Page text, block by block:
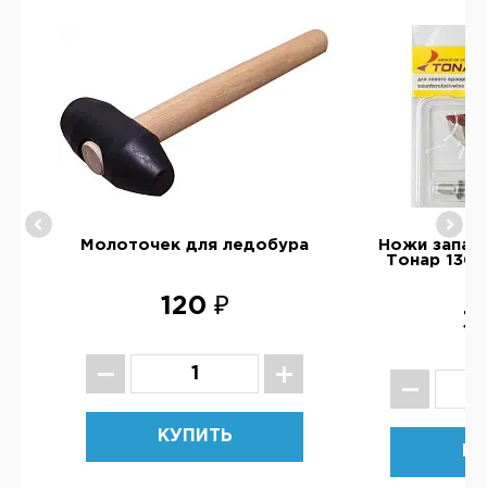
Молоточек для ледобура
120 ₽
КУПИТЬ
Ножи
Тонар 130